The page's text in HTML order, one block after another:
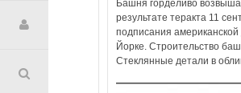
Башня горделиво
результате теракта 11
подписания
Йорке. Строительство
Стеклянные детали в